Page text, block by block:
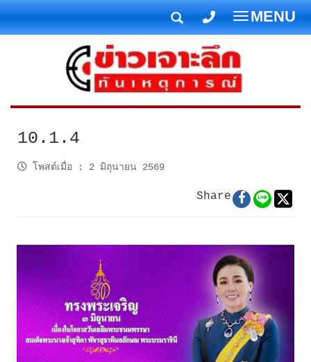
T
o
g
g
l
e
g
i
o
n
MENU
10.1.4
โพสต์เมื่อ : 2 มิถุนายน 2569
Share